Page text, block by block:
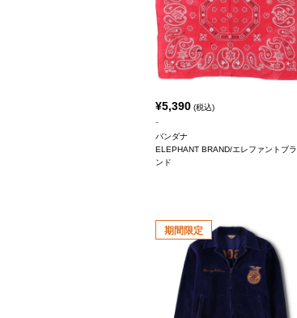
¥5,390 (税込)
-
バンダナ
ELEPHANT BRAND/エレファントブラ
ンド
期間限定